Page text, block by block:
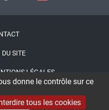
donne le contrôle sur ce
tous les cookies
SITE
LÉGALES
CONFORME